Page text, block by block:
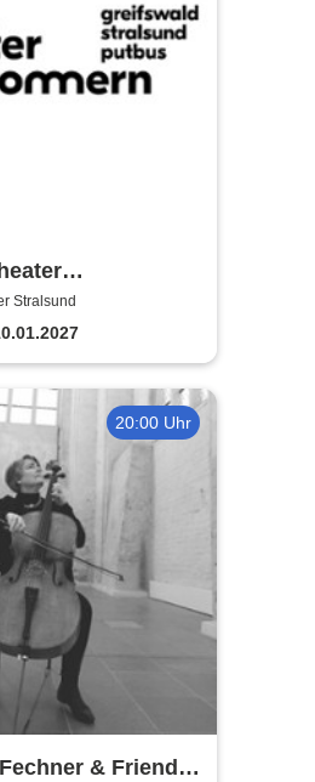
Stralsund
20:00 Uhr
& Friends